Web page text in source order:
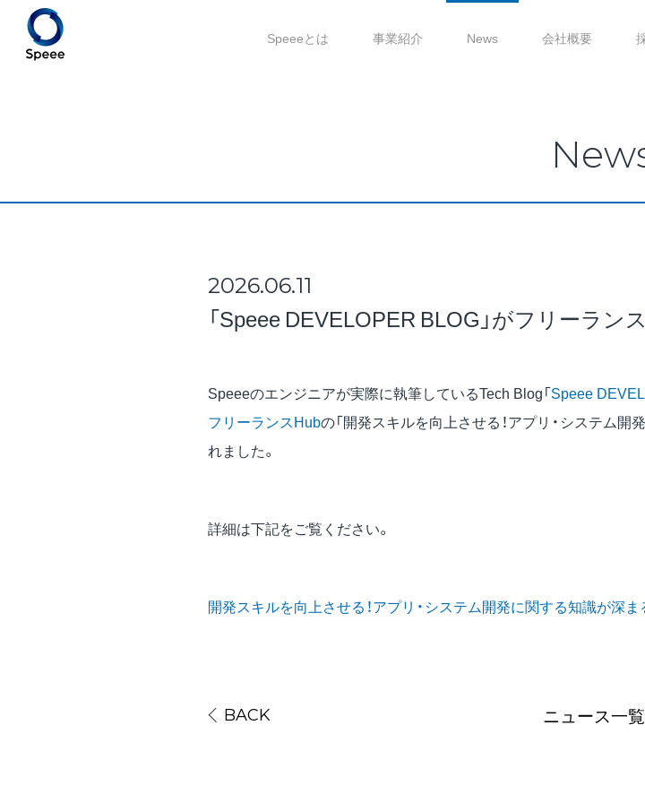
Speeeとは 事業紹介 News 会社概要
2026.06.11
「Speee DEVELOPER BLOG」がフリーラン
Speeeのエンジニアが実際に執筆しているTech Blog「Speee
フリーランスHubの「開発スキルを向上させる！アプリ・システム
れました。
詳細は下記をご覧ください。
開発スキルを向上させる！アプリ・システム開発に関する知識が深
BACK ニュース一